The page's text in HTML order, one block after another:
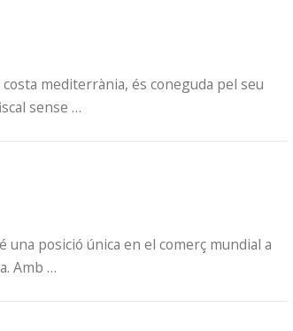
mediterrània, és coneguda pel seu
sense …
posició única en el comerç mundial a
Amb …